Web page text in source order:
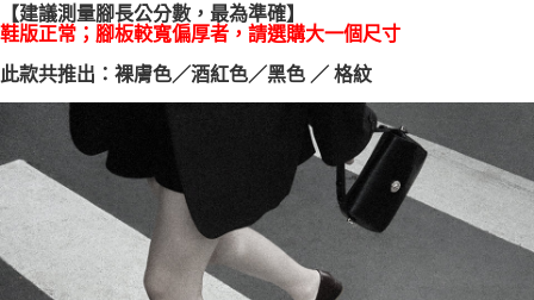
客戶支援中心」https://netprotections.freshdesk.com/support/home
【注意事項】
１．透過由恩沛科技股份有限公司提供之「AFTEE先享後付」服務完成之交
易，需依本服務之必要範圍內提供個人資料，並將交易相關給付款項請求債
權轉讓予恩沛科技股份有限公司。
２．關於個人資料處理事宜，請瀏覽以下網址：
https://aftee.tw/terms/#terms3
３．未成年的使用者請事先徵得法定代理人或監護人之同意方可使用
「AFTEE先享後付」，若未經同意申辦者引起之損失，本公司不負相關責
任。
４．使用「AFTEE先享後付」時，將依據個別帳號之用戶狀況，依本公司即
時審查核予不同之上限額度；若仍有額度不足之情形，本公司將視審查結果
【建議測量腳長公分數，最為準確】
鞋版正常；腳板較寬偏厚者，請選購大一個尺寸
此款共推出：裸膚色／酒紅色／黑色 ／ 格紋